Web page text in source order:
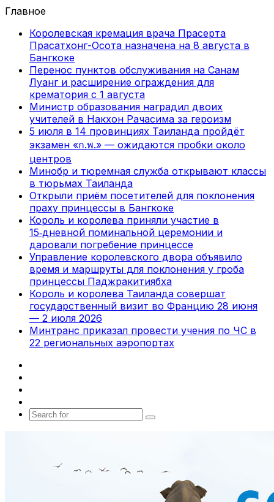
Главное
Королевская кремация врача Прасерта
Прасатхонг-Осота назначена на 8 августа в
Бангкоке
Перенос пунктов обслуживания на Санам
Луанг и расширение ограждения для
крематория с 1 августа
Министр образования наградил двоих
учителей в Накхон Рачасима за героизм
5 июля в 14 провинциях Таиланда пройдёт
экзамен «ก.พ.» — ожидаются пробки около
центров
Минобр и тюремная служба открывают классы
в тюрьмах Таиланда
Открыли приём посетителей для поклонения
праху принцессы в Бангкоке
Король и королева приняли участие в
15‑дневной поминальной церемонии и
даровали погребение принцессе
Управление королевского двора объявило
время и маршруты для поклонения у гроба
принцессы Паджракитиябха
Король и королева Таиланда совершат
государственный визит во Францию 28 июня
— 2 июля 2026
Минтранс приказал провести учения по ЧС в
22 региональных аэропортах
Search